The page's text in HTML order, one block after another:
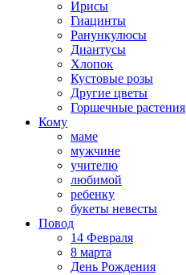
Ирисы
Гиацинты
Ранункулюсы
Диантусы
Хлопок
Кустовые розы
Другие цветы
Горшечные растения
Кому
маме
мужчине
учителю
любимой
ребенку
букеты невесты
Повод
14 Февраля
8 марта
День Рождения